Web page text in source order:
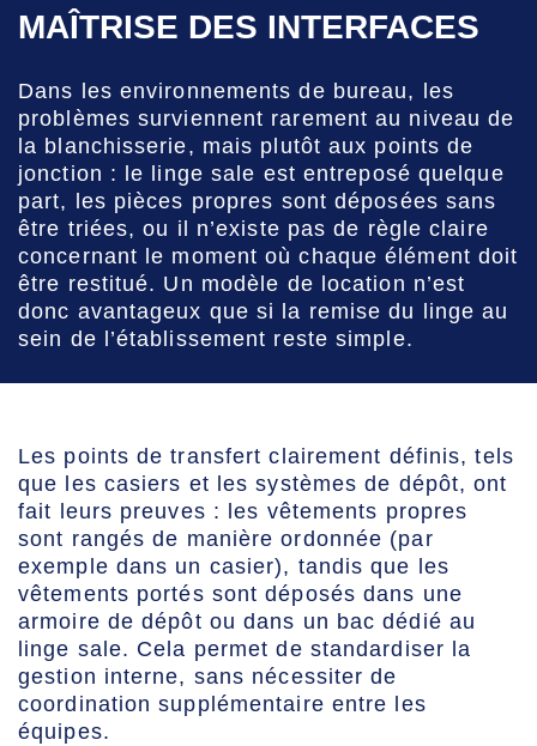
MAÎTRISE DES INTERFACES
Dans les environnements de bureau, les
problèmes surviennent rarement au niveau de
la blanchisserie, mais plutôt aux points de
jonction : le linge sale est entreposé quelque
part, les pièces propres sont déposées sans
être triées, ou il n’existe pas de règle claire
concernant le moment où chaque élément doit
être restitué. Un modèle de location n’est
donc avantageux que si la remise du linge au
sein de l’établissement reste simple.
Les points de transfert clairement définis, tels
que les casiers et les systèmes de dépôt, ont
fait leurs preuves : les vêtements propres
sont rangés de manière ordonnée (par
exemple dans un casier), tandis que les
vêtements portés sont déposés dans une
armoire de dépôt ou dans un bac dédié au
linge sale. Cela permet de standardiser la
gestion interne, sans nécessiter de
coordination supplémentaire entre les
équipes.